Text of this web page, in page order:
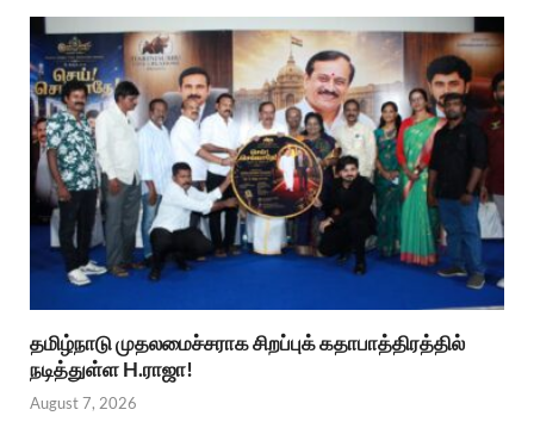
தமிழ்நாடு முதலமைச்சராக சிறப்புக் கதாபாத்திரத்தில்
நடித்துள்ள H.ராஜா!
August 7, 2026